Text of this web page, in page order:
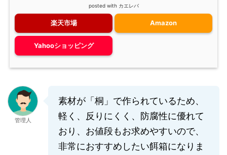
posted with カエレバ
楽天市場 Amazon
Yahooショッピング
管理人
素材が「桐」で作られているため、
軽く、反りにくく、防腐性に優れて
おり、お値段もお求めやすいので、
非常におすすめしたい餌箱になりま